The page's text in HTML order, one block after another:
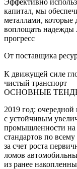
Эффективно
капитал, мы
металлами,
воплощать надежды
прогресс
От поставщика
К движущей силе
чистый транспорт
ОСНОВНЫЕ
2019 год: очередной
с устойчивым
промышленности на
стандартов по
за счет роста
ломов
из ранее